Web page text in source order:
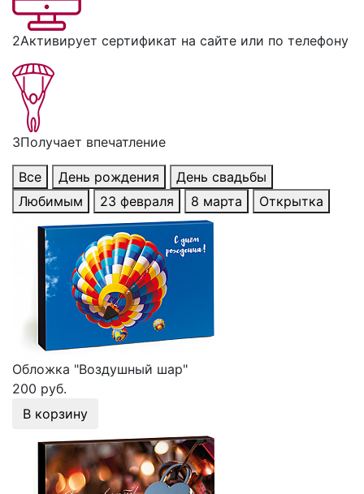
2Активирует сертификат на сайте или по телефону
3Получает впечатление
Все День рождения
День свадьбы
Любимым
23 февраля 8 марта Открытка
Обложка "Воздушный шар"
200 руб.
В корзину